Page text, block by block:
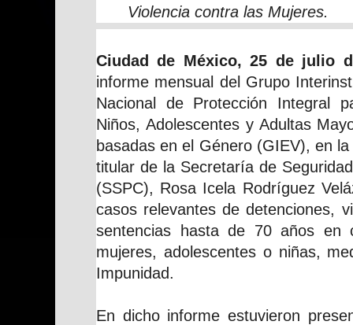
Violencia contra las Mujeres.
Ciudad de México, 25 de julio
informe mensual del Grupo
Nacional de Protección Integral
Niños, Adolescentes y Adultas
basadas en el Género (GIEV), en
titular de la Secretaría de
(SSPC), Rosa Icela Rodríguez
casos relevantes de detenciones,
sentencias hasta de 70 años en
mujeres, adolescentes o niñas,
Impunidad.
En dicho informe estuvieron